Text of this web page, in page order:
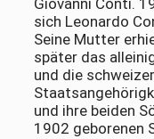
Giovanni Conti.
sich Leonardo
Seine Mutter
später das
und die
und ihre beiden
1902 geborenen